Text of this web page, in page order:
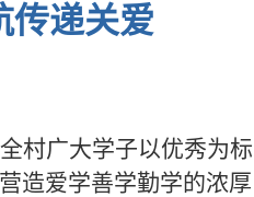
传递关爱
村广大学子以优秀为标
造爱学善学勤学的浓厚